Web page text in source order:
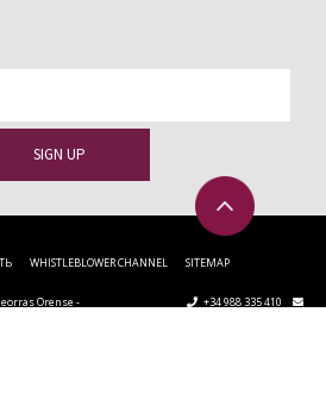
WHISTLEBLOWER CHANNEL SITEMAP
Orense -
+34 988 335 410